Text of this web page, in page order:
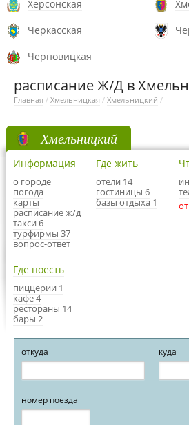
Херсонская
Черкасская
Черновицкая
расписание Ж/Д в
Главная / Хмельницкая / Хмельницкий /
Хмельницкий
Информация
о городе
погода
карты
расписание ж/д
такси 6
турфирмы 37
вопрос-ответ
Где жить
отели 14
гостиницы 6
базы отдыха 1
Где поесть
пиццерии 1
кафе 4
рестораны 14
бары 2
откуда куда
номер поезда